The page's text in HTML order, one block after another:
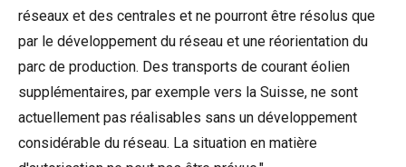
réseaux et des centrales et ne pourront être résolus que
par le développement du réseau et une réorientation du
parc de production. Des transports de courant éolien
supplémentaires, par exemple vers la Suisse, ne sont
actuellement pas réalisables sans un développement
considérable du réseau. La situation en matière